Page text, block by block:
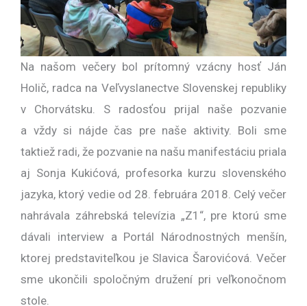
Na našom večery bol prítomný vzácny hosť Ján
Holič, radca na Veľvyslanectve Slovenskej republiky
v Chorvátsku. S radosťou prijal naše pozvanie
a vždy si nájde čas pre naše aktivity. Boli sme
taktiež radi, že pozvanie na našu manifestáciu priala
aj Sonja Kukićová, profesorka kurzu slovenského
jazyka, ktorý vedie od 28. februára 2018. Celý večer
nahrávala záhrebská televízia „Z1“, pre ktorú sme
dávali interview a Portál Národnostných menšín,
ktorej predstaviteľkou je Slavica Šarovićová. Večer
sme ukončili spoločným družení pri veľkonočnom
stole.